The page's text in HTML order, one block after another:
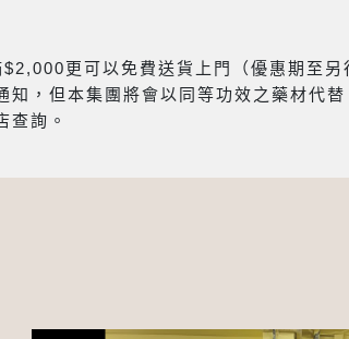
更可以免費送貨上門（優惠期至另
，但本集團將會以同等功效之藥材代
查詢。